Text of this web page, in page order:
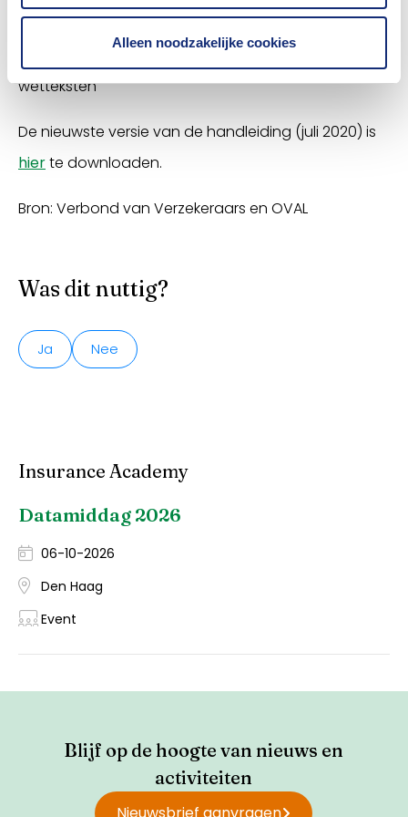
Alleen noodzakelijke cookies
Verbetering Poortwachters.
• Actualisatie en toevoeging van relevante
wetteksten
De nieuwste versie van de handleiding (juli 2020) is
hierte downloaden.
Bron: Verbond van Verzekeraars en OVAL
Was dit nuttig?
Ja Nee
Insurance Academy
Datamiddag 2026
06-10-2026
Den Haag
Event
Blijf op de hoogte van nieuws en
activiteiten